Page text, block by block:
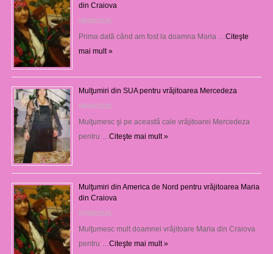
din Craiova
08/08/2026
Prima dată când am fost la doamna Maria … Citeşte
mai mult »
Mulţumiri din SUA pentru vrăjitoarea Mercedeza
08/08/2026
Mulţumesc şi pe această cale vrăjitoarei Mercedeza
pentru … Citeşte mai mult »
Mulţumiri din America de Nord pentru vrăjitoarea Maria
din Craiova
07/08/2026
Mulţumesc mult doamnei vrăjitoare Maria din Craiova
pentru … Citeşte mai mult »